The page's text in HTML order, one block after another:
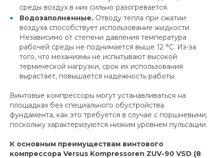
среды воздух в них сильно разогревается.
Водозаполненные. Отводу тепла при сжатии
воздуха способствует использование жидкости.
Независимо от степени давления температура
рабочей среды не поднимается выше 12 °С. Из-за
того, что механизмы не испытывают высокой
термической нагрузки, срок их использования
вырастает, повышается надежность работы.
Винтовые компрессоры могут устанавливаться на
площадках без специального обустройства
фундамента, как это требуется в случае с поршневыми,
поскольку характеризуются низким уровнем пульсации.
К основным преимуществам винтового
компрессора Versus Kompressoren ZUV-90 VSD (8